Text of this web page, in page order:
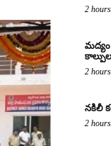
2
2
నకిలీ
2